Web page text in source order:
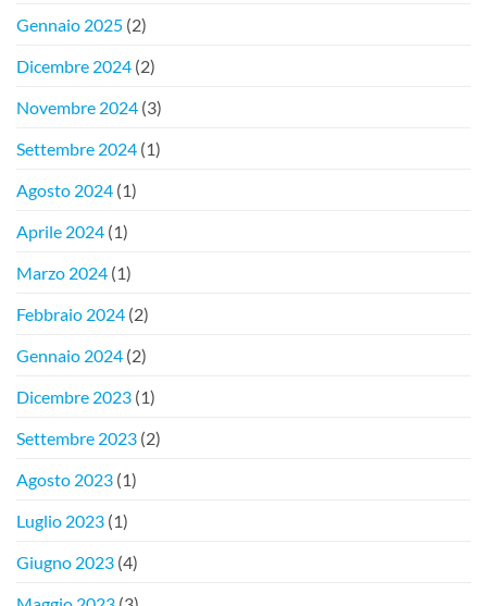
Gennaio 2025 (2)
Dicembre 2024 (2)
Novembre 2024 (3)
Settembre 2024 (1)
Agosto 2024 (1)
Aprile 2024 (1)
Marzo 2024 (1)
Febbraio 2024 (2)
Gennaio 2024 (2)
Dicembre 2023 (1)
Settembre 2023 (2)
Agosto 2023 (1)
Luglio 2023 (1)
Giugno 2023 (4)